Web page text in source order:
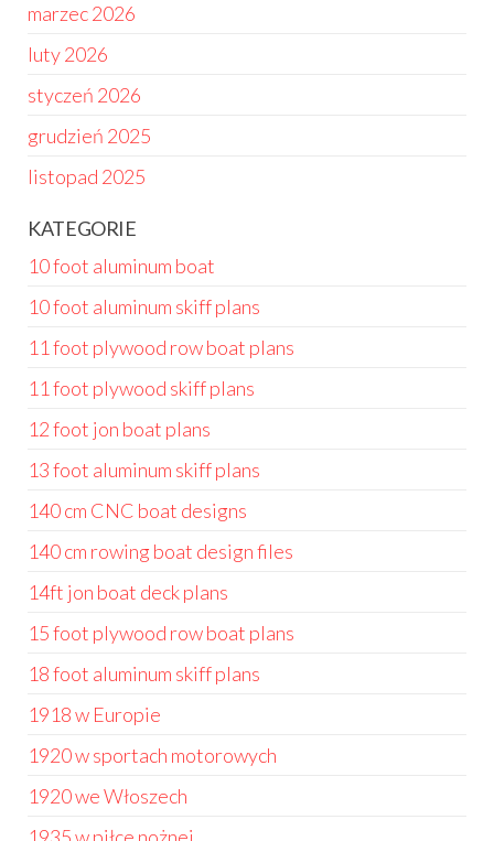
marzec 2026
luty 2026
styczeń 2026
grudzień 2025
listopad 2025
KATEGORIE
10 foot aluminum boat
10 foot aluminum skiff plans
11 foot plywood row boat plans
11 foot plywood skiff plans
12 foot jon boat plans
13 foot aluminum skiff plans
140 cm CNC boat designs
140 cm rowing boat design files
14ft jon boat deck plans
15 foot plywood row boat plans
18 foot aluminum skiff plans
1918 w Europie
1920 w sportach motorowych
1920 we Włoszech